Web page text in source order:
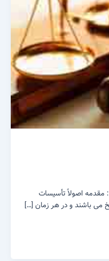
مقدمه اصولاً تأسیسات
می باشند و در هر زمان […]